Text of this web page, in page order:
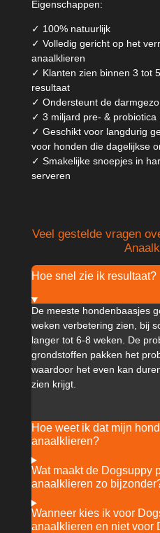
Eigenschappen:
✓ 100% natuurlijk
✓ Volledig gericht op het
anaalklieren
✓ Klanten zien binnen 3 tot
resultaat
✓ Ondersteunt de
✓ 3 miljard pre- & probiotica
✓ Geschikt voor langdurig
voor honden die dagelijkse
✓ Smakelijke snoepjes in
serveren
Veel gestelde vragen
Hoe snel zie ik resultaat?
De meeste hondenbaasjes
weken verbetering zien, bij
langer tot 6-8 weken. De
grondstoffen pakken het
waardoor het even kan
zien krijgt.
Hoe weet ik dat mijn
anaalklieren?
Wat maakt de Dogsuppy
anaalklieren zo
Wanneer kies ik voor
anaalklieren en niet voor